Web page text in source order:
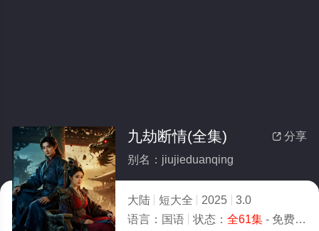
 分享
九劫断情(全集)
别名：jiujieduanqing
大陆 短大全 2025
3.0
语言： 国语 状态： 全61集- 免费在线观看